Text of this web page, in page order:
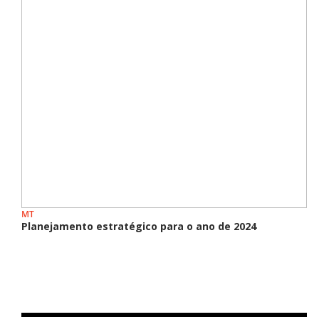
MT
Planejamento estratégico para o ano de 2024